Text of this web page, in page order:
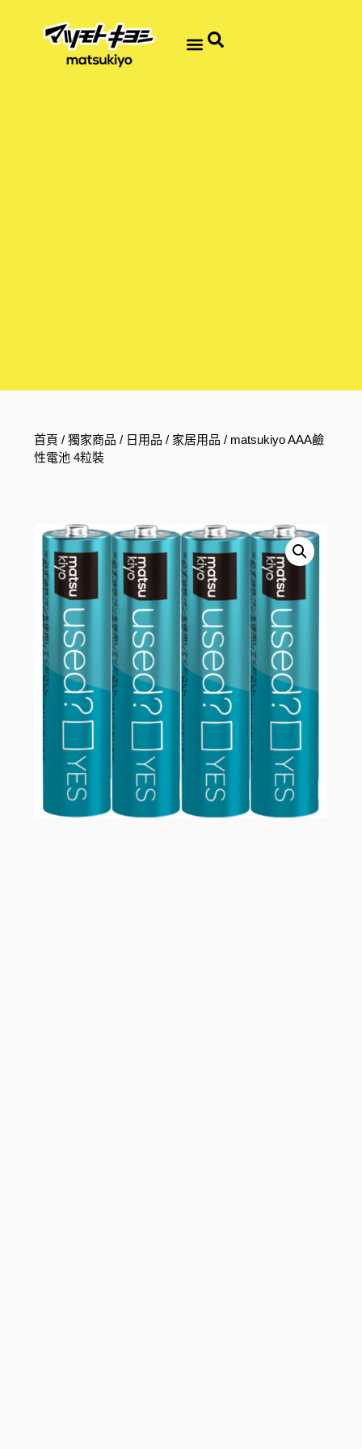
首頁 /獨家商品 / 日用品 / 家居用品 / matsukiyo AAA鹼
性電池 4粒裝